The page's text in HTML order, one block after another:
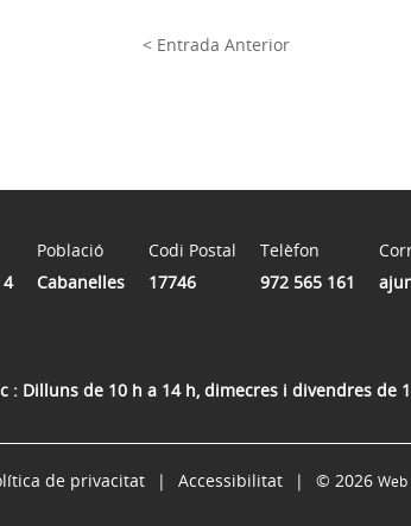
< Entrada Anterior
Població
Cabanelles
Codi Postal
17746
Telèfon
972 565 161
: Dilluns de 10 h a 14 h, dimecres i divendres de
de privacitat Accessibilitat © 2026